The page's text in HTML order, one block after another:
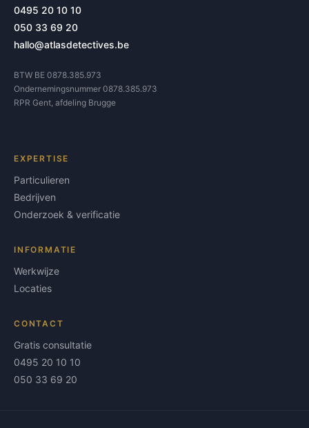
0495 20 10 10
050 33 69 20
hallo@atlasdetectives.be
BTW BE 0878.385.973
Ondernemingsnummer 0878.385.973
RPR Gent, afdeling Brugge
EXPERTISE
Particulieren
Bedrijven
Onderzoek & verificatie
INFORMATIE
Werkwijze
Locaties
CONTACT
Gratis consultatie
0495 20 10 10
050 33 69 20